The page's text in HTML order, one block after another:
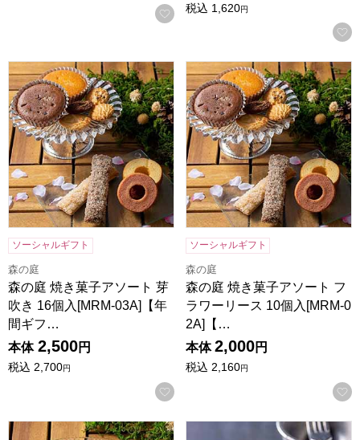
お気に入りに登録する
税込 1,620円
森の庭 焼き菓子アソート 芽吹き 16個入[MRM-03A]【年間ギ
ソーシャルギフト
森の庭
森の庭 焼き菓子アソート 芽
吹き 16個入[MRM-03A]【年
間ギフ…
本体 2,500円
税込 2,700円
お気に入りに登録する
森の庭 焼き菓子アソート フ
ソーシャルギフト
森の庭
森の庭 焼き菓子アソート フ
ラワーリース 10個入[MRM-0
2A]【…
本体 2,000円
税込 2,160円
森の庭 焼き菓子アソート フラワーリース 7個入[MRM-01A]
ホシフルーツ ナッツとドラ